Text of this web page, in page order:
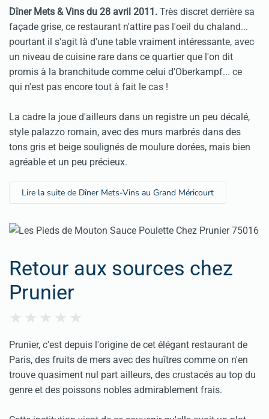
Dîner Mets & Vins du 28 avril 2011. Très discret derrière sa
façade grise, ce restaurant n'attire pas l'oeil du chaland...
pourtant il s'agit là d'une table vraiment intéressante, avec
un niveau de cuisine rare dans ce quartier que l'on dit
promis à la branchitude comme celui d'Oberkampf... ce
qui n'est pas encore tout à fait le cas !
La cadre la joue d'ailleurs dans un registre un peu décalé,
style palazzo romain, avec des murs marbrés dans des
tons gris et beige soulignés de moulure dorées, mais bien
agréable et un peu précieux.
Lire la suite de Dîner Mets-Vins au Grand Méricourt
Retour aux sources chez
Prunier
Prunier, c'est depuis l'origine de cet élégant restaurant de
Paris, des fruits de mers avec des huîtres comme on n'en
trouve quasiment nul part ailleurs, des crustacés au top du
genre et des poissons nobles admirablement frais.